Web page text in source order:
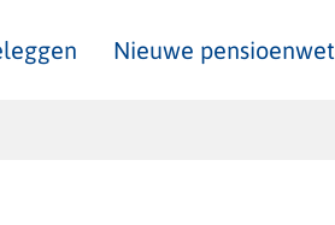
Nieuwe pensioenwet